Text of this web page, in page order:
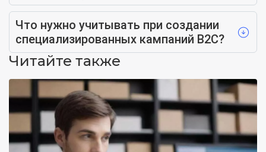
Что нужно учитывать при создании
специализированных кампаний B2C?
Читайте также